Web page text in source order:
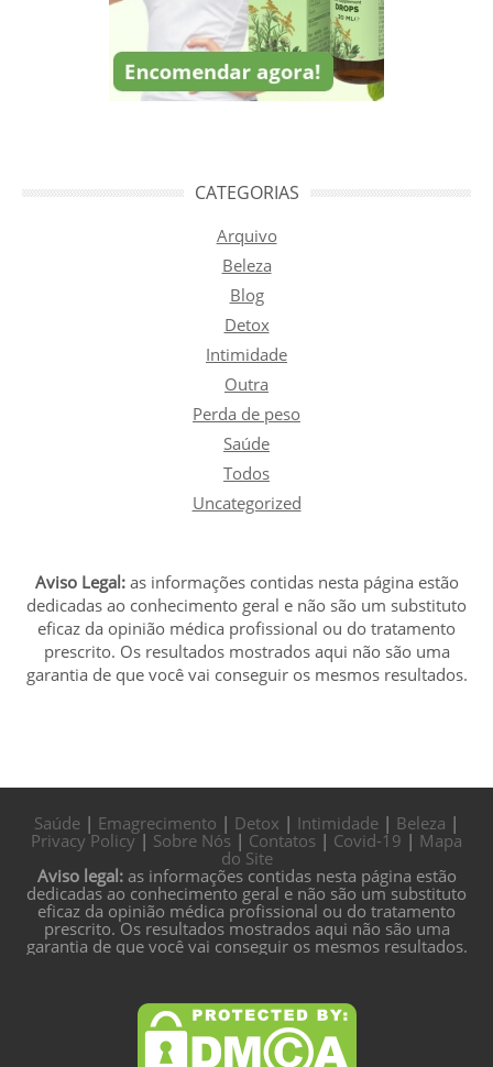
CATEGORIAS
Arquivo
Beleza
Blog
Detox
Intimidade
Outra
Perda de peso
Saúde
Todos
Uncategorized
Aviso Legal:as informações contidas nesta página estão
dedicadas ao conhecimento geral e não são um substituto
eficaz da opinião médica profissional ou do tratamento
prescrito. Os resultados mostrados aqui não são uma
garantia de que você vai conseguir os mesmos resultados.
Saúde | Emagrecimento | Detox | Intimidade | Beleza |
Privacy Policy| Sobre Nós | Contatos | Covid-19 | Mapa
do Site
Aviso legal:as informações contidas nesta página estão
dedicadas ao conhecimento geral e não são um substituto
eficaz da opinião médica profissional ou do tratamento
prescrito. Os resultados mostrados aqui não são uma
garantia de que você vai conseguir os mesmos resultados.